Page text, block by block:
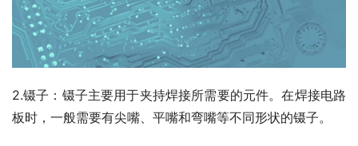
2.镊子：镊子主要用于夹持焊接所需要的元件。在焊接电路
板时，一般需要有尖嘴、平嘴和弯嘴等不同形状的镊子。